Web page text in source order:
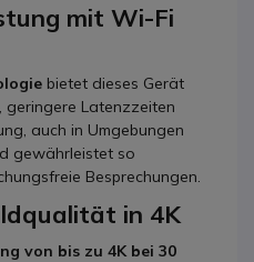
mit Wi-Fi
bietet dieses Gerät
geringere Latenzzeiten
auch in Umgebungen
gewährleistet so
Besprechungen.
in 4K
von bis zu 4K bei 30